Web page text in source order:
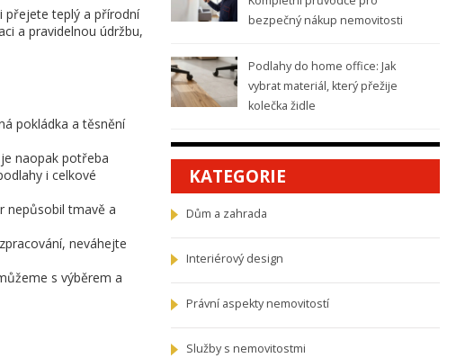
přejete teplý a přírodní
a pravidelnou údržbu,
pokládka a těsnění
naopak potřeba
i celkové
nepůsobil tmavě a
neváhejte
s výběrem a
bezpečný nákup nemovitosti
Podlahy do home office: Jak
vybrat materiál, který přežije
kolečka židle
KATEGORIE
Dům a zahrada
Interiérový design
Právní aspekty nemovitostí
Služby s nemovitostmi